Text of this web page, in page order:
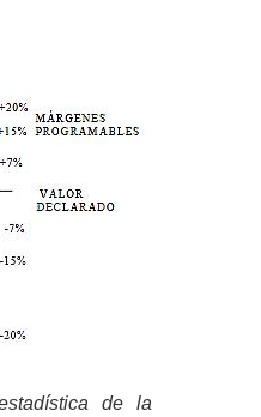
de la